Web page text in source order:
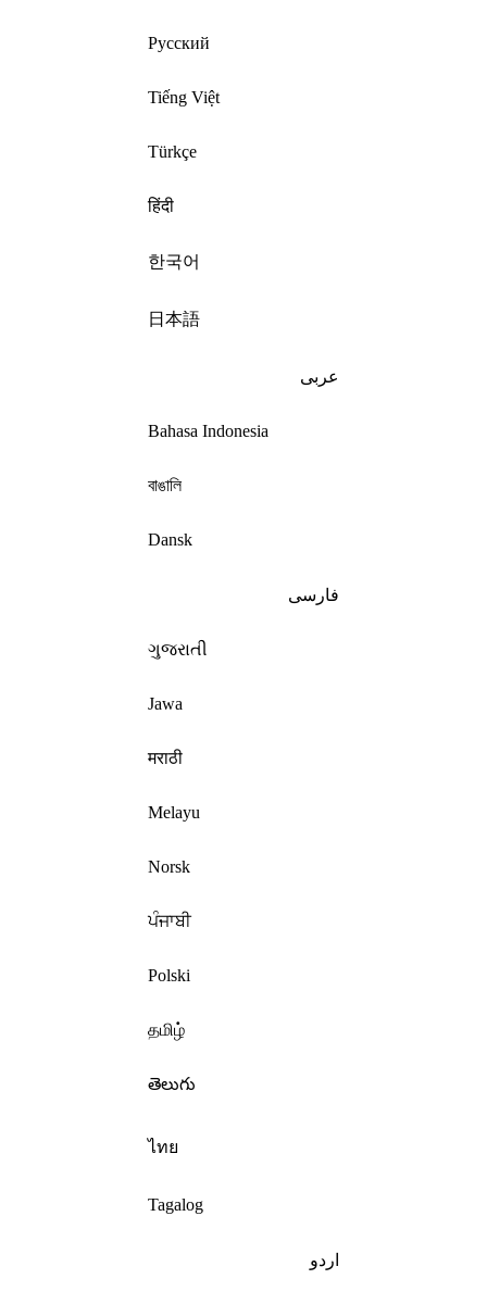
Русский
Tiếng Việt
Türkçe
हिंदी
한국어
日本語
عربى
Bahasa Indonesia
বাঙালি
Dansk
فارسی
ગુજરાતી
Jawa
मराठी
Melayu
Norsk
ਪੰਜਾਬੀ
Polski
தமிழ்
తెలుగు
ไทย
Tagalog
اردو